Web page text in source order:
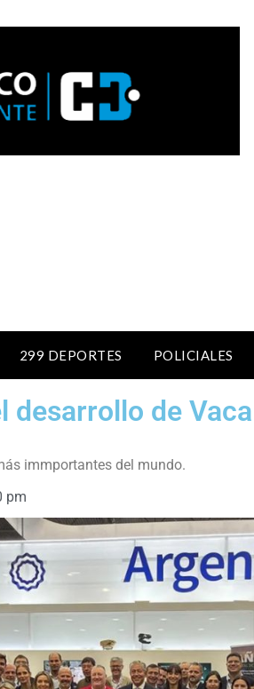
299 DEPORTES POLICIALES
desarrollo de
immportantes del mundo.
pm